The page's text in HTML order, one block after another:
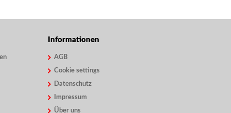
Informationen
AGB
Cookie settings
Datenschutz
Impressum
Über uns